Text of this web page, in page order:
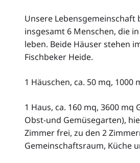
Unsere Lebensgemeinschaft
insgesamt 6 Menschen, die
leben. Beide Häuser stehen
Fischbeker Heide.
1 Häuschen, ca. 50 mq, 1000
1 Haus, ca. 160 mq, 3600 mq
Obst-und Gemüsegarten),
Zimmer frei, zu den 2
Gemeinschaftsraum, Küche